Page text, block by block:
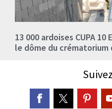
13 000 ardoises CUPA
le dôme du crématorium